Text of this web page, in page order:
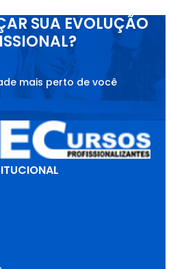
SUA EVOLUÇÃO
mais perto de você